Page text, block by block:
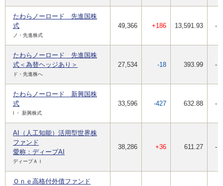
たわらノーロード 先進国株
式
ノ・先進株式
49,366 +186 13,591.93 -
たわらノーロード 先進国株
式＜為替ヘッジあり＞
ド・先進株へ
27,534 -18 393.99 -
たわらノーロード 新興国株
式
l ・ 新興株式
33,596 -427 632.88 -
AI（人工知能）活用型世界株
ファンド
愛称：ディープAI
ディープＡＩ
38,286 +36 611.27 -
Ｏｎｅ高格付外債ファンド